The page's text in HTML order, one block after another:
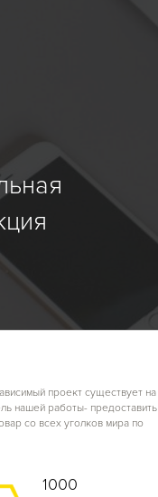
проект существует на
нашей работы- предоставить
со всех уголков мира по
1000